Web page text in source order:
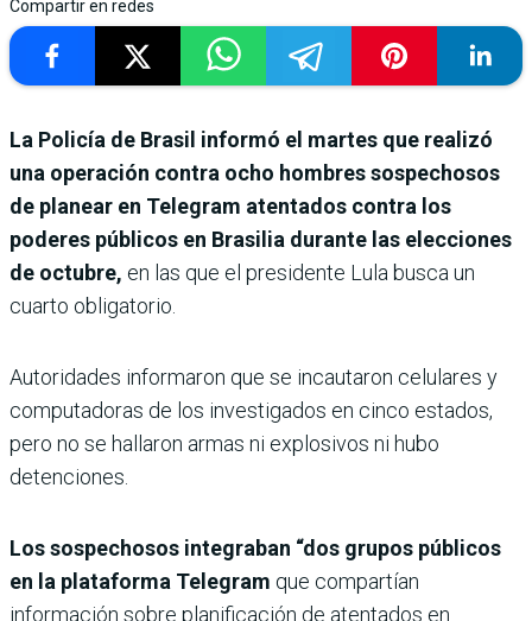
Compartir en redes
La Policía de Brasil informó el martes que realizó
una operación contra ocho hombres sospechosos
de planear en Telegram atentados contra los
poderes públicos en Brasilia durante las elecciones
de octubre, en las que el presidente Lula busca un
cuarto obligatorio.
Autoridades informaron que se incautaron celulares y
computadoras de los investigados en cinco estados,
pero no se hallaron armas ni explosivos ni hubo
detenciones.
Los sospechosos integraban “dos grupos públicos
en la plataforma Telegram que compartían
información sobre planificación de atentados en